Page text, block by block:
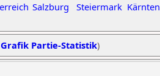
Salzburg Steiermark Kärnten
Grafik Partie-Statistik)